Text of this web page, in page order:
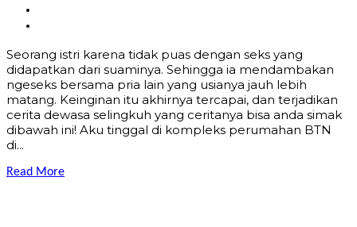
Seorang istri karena tidak puas dengan seks yang
didapatkan dari suaminya. Sehingga ia mendambakan
ngeseks bersama pria lain yang usianya jauh lebih
matang. Keinginan itu akhirnya tercapai, dan terjadikan
cerita dewasa selingkuh yang ceritanya bisa anda simak
dibawah ini! Aku tinggal di kompleks perumahan BTN
di...
Read More